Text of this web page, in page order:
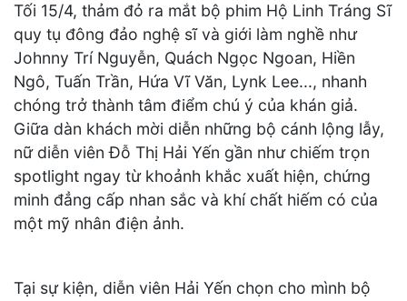
Tối 15/4, thảm đỏ ra mắt bộ phim Hộ Linh Tráng Sĩ
quy tụ đông đảo nghệ sĩ và giới làm nghề như
Johnny Trí Nguyễn, Quách Ngọc Ngoan, Hiền
Ngô, Tuấn Trần, Hứa Vĩ Văn, Lynk Lee..., nhanh
chóng trở thành tâm điểm chú ý của khán giả.
Giữa dàn khách mời diễn những bộ cánh lộng lẫy,
nữ diễn viên Đỗ Thị Hải Yến gần như chiếm trọn
spotlight ngay từ khoảnh khắc xuất hiện, chứng
minh đẳng cấp nhan sắc và khí chất hiếm có của
một mỹ nhân điện ảnh.
Tại sự kiện, diễn viên Hải Yến chọn cho mình bộ